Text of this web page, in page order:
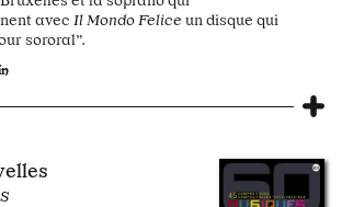
avec Il Mondo Felice un disque qui
sororal”.